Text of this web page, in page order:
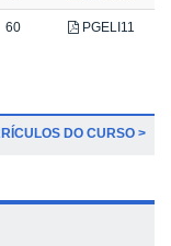
60 PGELI11
DO CURSO >